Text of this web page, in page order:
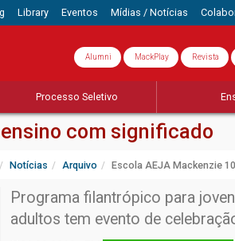
Library Eventos Mídias / Notícias
Alumni MackPlay Revista
Processo Seletivo
com significado
Notícias Arquivo Escola AEJA Mackenzie
Programa filantrópico para
adultos tem evento de